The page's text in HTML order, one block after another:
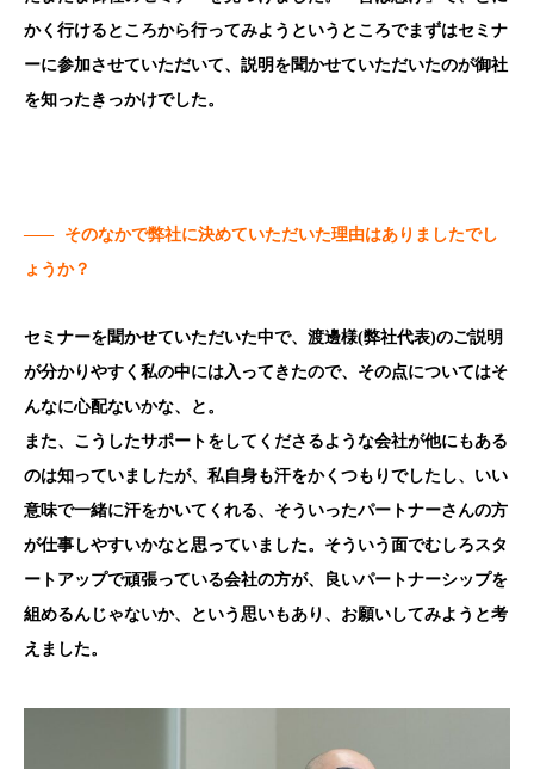
かく行けるところから行ってみようというところでまずはセミナ
ーに参加させていただいて、説明を聞かせていただいたのが御社
を知ったきっかけでした。
—— そのなかで弊社に決めていただいた理由はありましたでし
ょうか？
セミナーを聞かせていただいた中で、渡邊様(弊社代表)のご説明
が分かりやすく私の中には入ってきたので、その点についてはそ
んなに心配ないかな、と。
また、こうしたサポートをしてくださるような会社が他にもある
のは知っていましたが、私自身も汗をかくつもりでしたし、いい
意味で一緒に汗をかいてくれる、そういったパートナーさんの方
が仕事しやすいかなと思っていました。そういう面でむしろスタ
ートアップで頑張っている会社の方が、良いパートナーシップを
組めるんじゃないか、という思いもあり、お願いしてみようと考
えました。